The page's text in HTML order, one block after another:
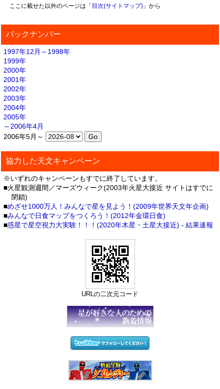
ここに載せた以外のページは「 目次(サイトマップ)」から
バックナンバー
1997年12月～1998年
1999年
2000年
2001年
2002年
2003年
2004年
2005年
～2006年4月
2006年5月～
協力した天文キャンペーン
※いずれのキャンペーンもすでに終了しています。
■火星観測週間／マーズウィーク(2003年火星大接近 サイトはすでに
閉鎖)
■めざせ1000万人！みんなで星を見よう！(2009年世界天文年企画)
■みんなで日食マップをつくろう！(2012年金環日食)
■惑星で星空視力大実験！！！(2020年木星・土星大接近) - 結果速報
URLの二次元コード